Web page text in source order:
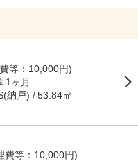
等：10,000円)
1ヶ月
納戸) 53.84㎡
費等：10,000円)